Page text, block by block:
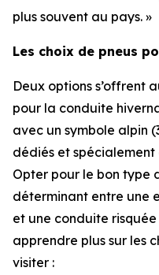
plus souvent au pays. »
Les choix de pneus
Deux options s’offrent
pour la conduite
avec un symbole alpin
dédiés et spécialement
Opter pour le bon type
déterminant entre une
et une conduite
apprendre plus sur les
visiter :